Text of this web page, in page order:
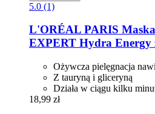
5.0 (1)
L'ORÉAL PARIS
EXPERT Hydra Energy
Ożywcza pielęgnacja
Z tauryną i gliceryną
Działa w ciągu kilku
18,99 zł